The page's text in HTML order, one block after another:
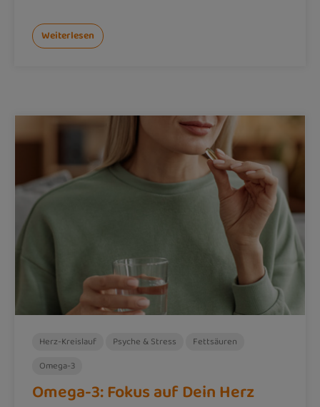
Weiterlesen
Herz-Kreislauf Psyche & Stress
Fettsäuren
Omega-3
Omega-3: Fokus auf Dein Herz